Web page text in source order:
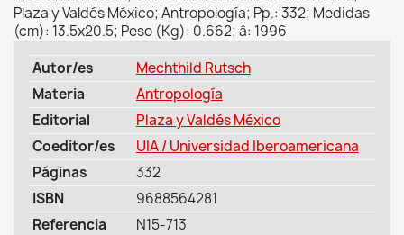
Plaza y Valdés México; Antropología; Pp.: 332; Medidas
(cm): 13.5x20.5; Peso (Kg): 0.662; â: 1996
Autor/es
Mechthild Rutsch
Materia
Antropología
Editorial
Plaza y Valdés México
Coeditor/es
UIA / Universidad Iberoamericana
Páginas
332
ISBN
9688564281
Referencia
N15-713